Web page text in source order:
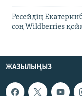
Ресейдің
соң Wildberries
ЖАЗЫЛЫҢЫЗ